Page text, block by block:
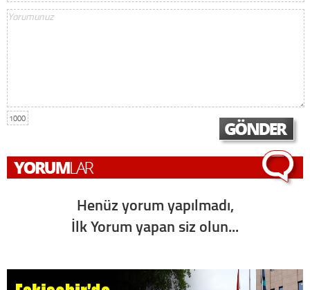
1000
Henüz yorum yapılmadı,
İlk Yorum yapan siz olun...